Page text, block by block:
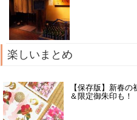
楽しいまとめ
【保存版】新春
＆限定御朱印も！